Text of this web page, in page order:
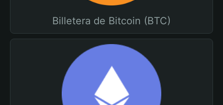
Billetera de Bitcoin (BTC)